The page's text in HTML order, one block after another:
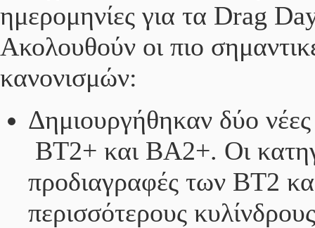
ημερομηνίες για τα Drag
Ακολουθούν οι πιο
κανονισμών:
Δημιουργήθηκαν δύο
ΒΤ2+ και ΒΑ2+. Οι
προδιαγραφές των ΒΤ2
περισσότερους